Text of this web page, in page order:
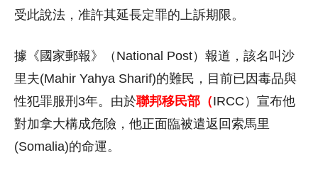
受此說法，准許其延長定罪的上訴期限。
據《國家郵報》（National Post）報道，該名叫沙
里夫(Mahir Yahya Sharif)的難民，目前已因毒品與
性犯罪服刑3年。由於聯邦移民部（IRCC）宣布他
對加拿大構成危險，他正面臨被遣返回索馬里
(Somalia)的命運。